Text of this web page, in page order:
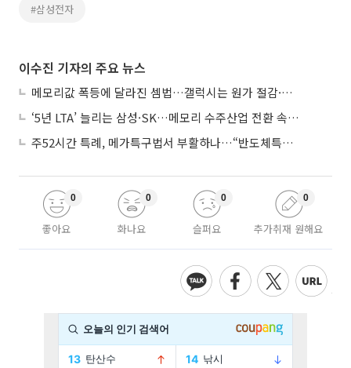
#삼성전자
이수진 기자의 주요 뉴스
메모리값 폭등에 달라진 셈법…갤럭시는 원가 절감·아이폰은 서비스 확대
‘5년 LTA’ 늘리는 삼성·SK…메모리 수주산업 전환 속 다른 셈법
주52시간 특례, 메가특구법서 부활하나…“반도체특별법 담겨야”
좋아요
0
화나요
0
슬퍼요
0
추가취재 원해요
0